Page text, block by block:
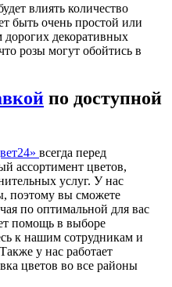
влиять количество
быть очень простой или
дорогих декоративных
розы могут обойтись в
по доступной
всегда перед
ассортимент цветов,
услуг. У нас
поэтому вы сможете
по оптимальной для вас
помощь в выборе
к нашим сотрудникам и
у нас работает
цветов во все районы